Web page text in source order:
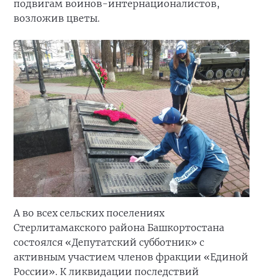
подвигам воинов-интернационалистов,
возложив цветы.
А во всех сельских поселениях
Стерлитамакского района Башкортостана
состоялся «Депутатский субботник» с
активным участием членов фракции «Единой
России». К ликвидации последствий